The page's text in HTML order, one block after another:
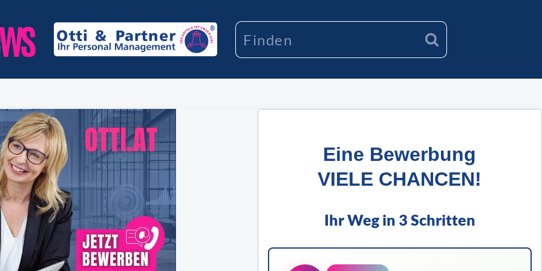
Eine Bewerbung
VIELE CHANCEN!
Ihr Weg in 3 Schritten